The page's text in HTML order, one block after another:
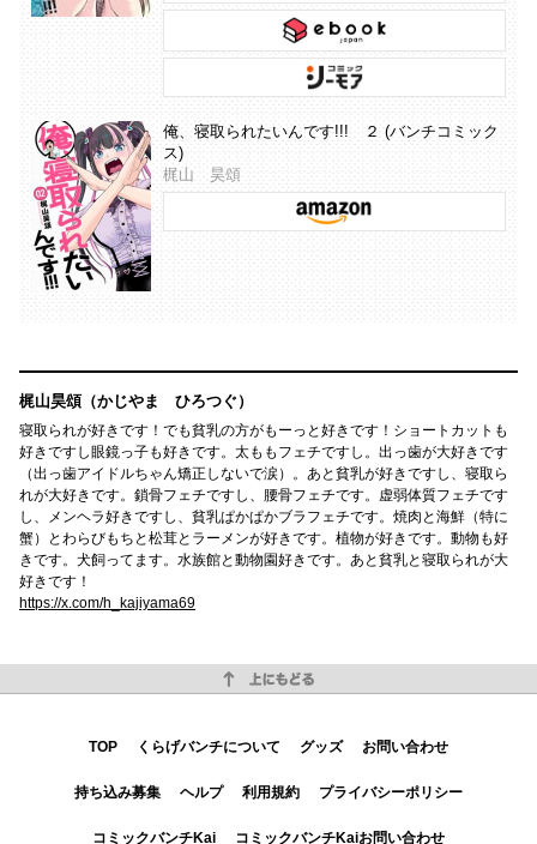
俺、寝取られたいんです!!! ２ (バンチコミック
ス)
梶山 昊頌
梶山昊頌（かじやま ひろつぐ）
寝取られが好きです！でも貧乳の方がもーっと好きです！ショートカットも
好きですし眼鏡っ子も好きです。太ももフェチですし。出っ歯が大好きです
（出っ歯アイドルちゃん矯正しないで涙）。あと貧乳が好きですし、寝取ら
れが大好きです。鎖骨フェチですし、腰骨フェチです。虚弱体質フェチです
し、メンヘラ好きですし、貧乳ぱかぱかブラフェチです。焼肉と海鮮（特に
蟹）とわらびもちと松茸とラーメンが好きです。植物が好きです。動物も好
きです。犬飼ってます。水族館と動物園好きです。あと貧乳と寝取られが大
好きです！
https://x.com/h_kajiyama69
TOP くらげバンチについて グッズ お問い合わせ
持ち込み募集 ヘルプ 利用規約 プライバシーポリシー
コミックバンチKai コミックバンチKaiお問い合わせ